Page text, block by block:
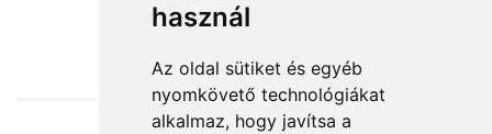
használ
Az oldal sütiket és egyéb
nyomkövető technológiákat
alkalmaz, hogy javítsa a
from HUF25,200